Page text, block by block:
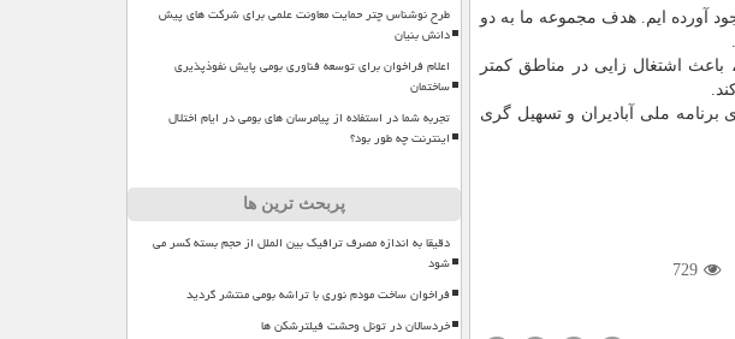
آورده ایم. هدف مجموعه ما به دو
باعث اشتغال زایی در مناطق کمتر
برنامه ملی آبادیران و تسهیل گری
729
طرح نوشناس چتر حمایت معاونت علمی برای شرکت های پیش
دانش بنیان
اعلام فراخوان برای توسعه فناوری بومی پایش نفوذپذیری
ساختمان
تجربه شما در استفاده از پیامرسان های بومی در ایام اختلال
اینترنت چه طور بود؟
پربحث ترین ها
دقیقا به اندازه مصرف ترافیک بین الملل از حجم بسته کسر می
شود
فراخوان ساخت مودم نوری با تراشه بومی منتشر گردید
خردسالان در تونل وحشت فیلترشکن ها